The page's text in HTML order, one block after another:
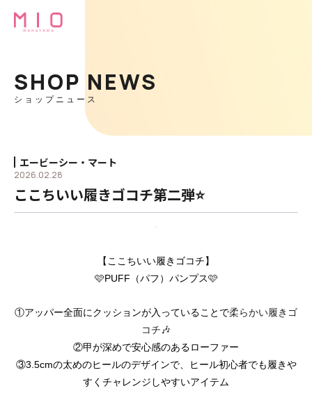
SHOP NEWS
ショップニュース
エービーシー・マート
2026.02.28
ここちいい履きゴコチ第二弾⭐
【ここちいい履きゴコチ】
🩷PUFF（パフ）パンプス🩷
①アッパー全面にクッションが入っていることで柔らかい履きゴ
コチ🎶
②甲が深めで安心感のあるローファー
③3.5cmの太めのヒールのデザインで、ヒール初心者でも履きや
すくチャレンジしやすいアイテム